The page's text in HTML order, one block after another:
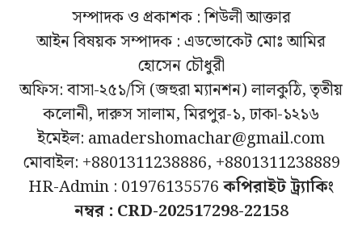
সম্পাদক ও প্রকাশক : শিউলী আক্তার
আইন বিষয়ক সম্পাদক : এডভোকেট মোঃ আমির
হোসেন চৌধুরী
অফিস: বাসা-২৫১/সি (জহুরা ম্যানশন) লালকুঠি, তৃতীয়
কলোনী, দারুস সালাম, মিরপুর-১, ঢাকা-১২১৬
ইমেইল: amadershomachar@gmail.com
মোবাইল: +8801311238886, +8801311238889
HR-Admin : 01976135576কপিরাইট ট্র্যাকিং
নম্বর : CRD-202517298-22158